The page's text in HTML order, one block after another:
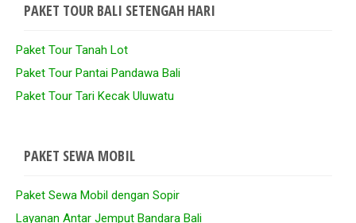
PAKET TOUR BALI SETENGAH HARI
Paket Tour Tanah Lot
Paket Tour Pantai Pandawa Bali
Paket Tour Tari Kecak Uluwatu
PAKET SEWA MOBIL
Paket Sewa Mobil dengan Sopir
Layanan Antar Jemput Bandara Bali